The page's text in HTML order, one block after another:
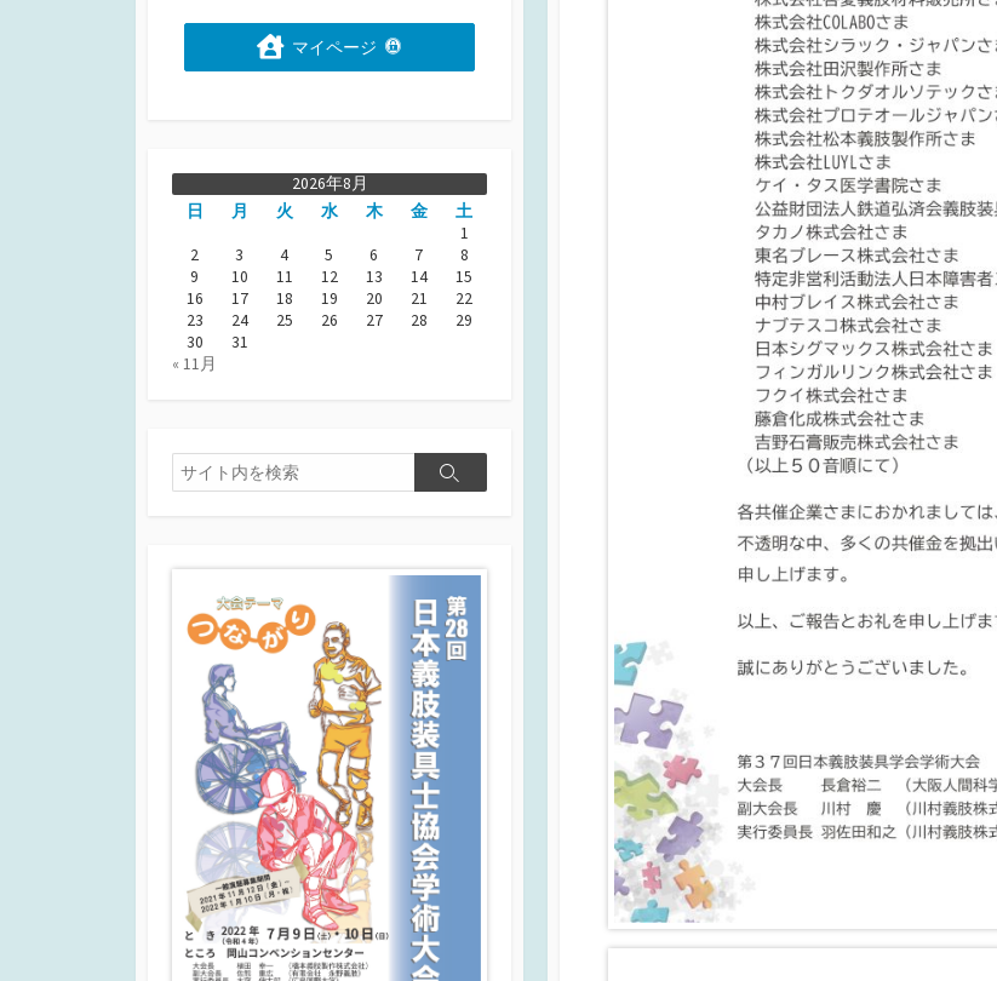
マイページ
2026年8月
日
月 火 水 木 金
土
1
2
3 4 5 6 7
8
9
10 11 12 13 14
15
16
17 18 19 20 21
22
23
24 25 26 27 28
29
30
31
« 11月
検
索
検